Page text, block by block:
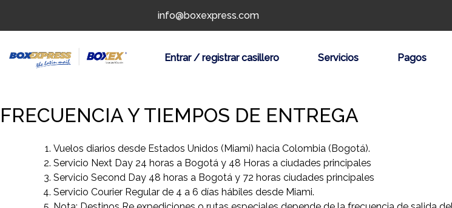
info@boxexpress.com
Entrar / registrar casillero Servicios Pagos
FRECUENCIA Y TIEMPOS DE ENTREGA
Vuelos diarios desde Estados Unidos (Miami) hacia Colombia (Bogotá).
Servicio Next Day 24 horas a Bogotá y 48 Horas a ciudades principales
Servicio Second Day 48 horas a Bogotá y 72 horas ciudades principales
Servicio Courier Regular de 4 a 6 días hábiles desde Miami.